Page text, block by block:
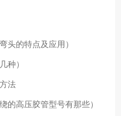
头的特点及应用）
种）
法
的高压胶管型号有那些）